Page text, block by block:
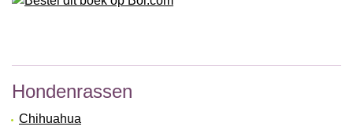
Hondenrassen
Chihuahua